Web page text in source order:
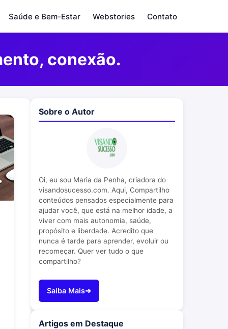
Saúde e Bem-Estar Webstories Contato
conexão.
Sobre o Autor
Oi, eu sou Maria da Penha, criadora do
visandosucesso.com. Aqui, Compartilho
conteúdos pensados especialmente para
ajudar você, que está na melhor idade, a
viver com mais autonomia, saúde,
propósito e liberdade. Acredito que
nunca é tarde para aprender, evoluir ou
recomeçar. Quer ver tudo o que
compartilho?
Saiba Mais➜
Artigos em Destaque